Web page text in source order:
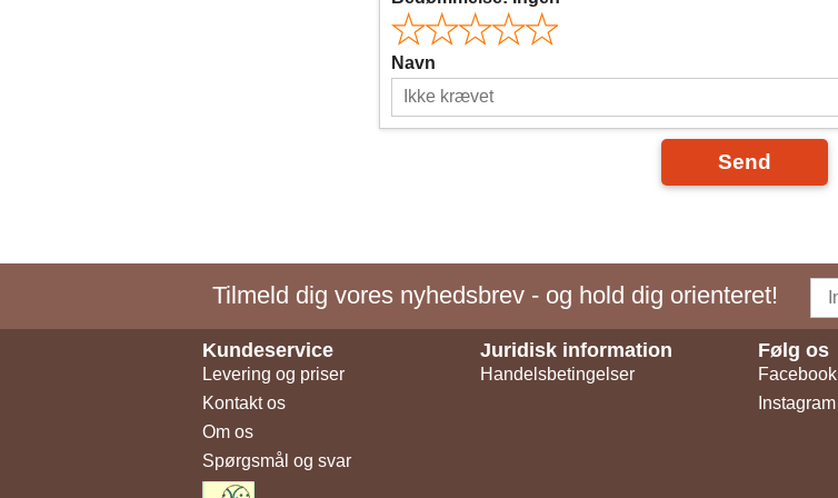
Navn
Send
Tilmeld dig vores nyhedsbrev - og hold dig orienteret!
Kundeservice
Levering og priser
Kontakt os
Om os
Spørgsmål og svar
Juridisk information
Handelsbetingelser
Følg os
Facebook
Instagram